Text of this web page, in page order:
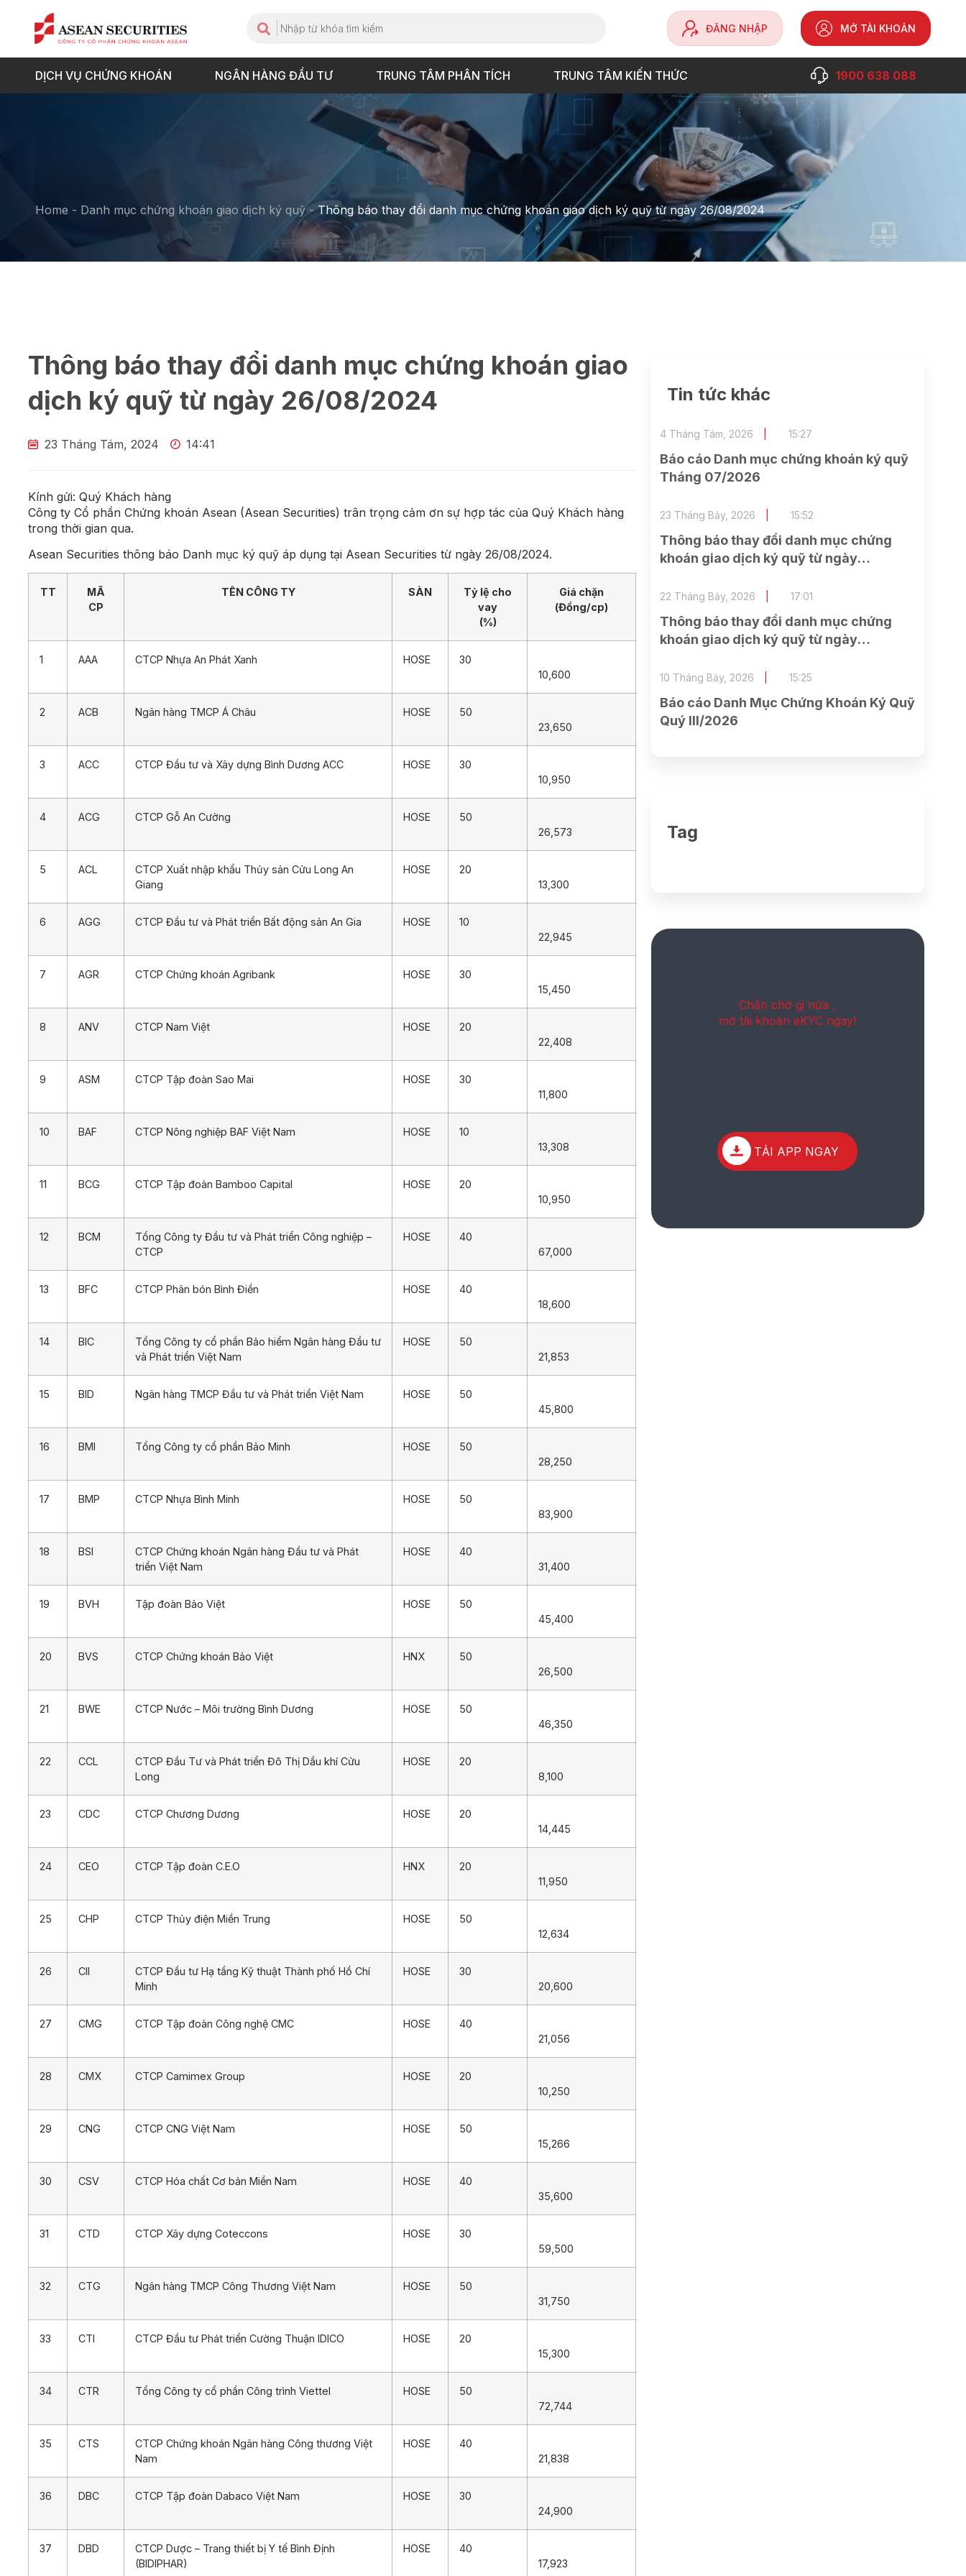
ĐĂNG NHẬP MỞ TÀI KHOẢN
DỊCH VỤ CHỨNG KHOÁN NGÂN HÀNG ĐẦU TƯ TRUNG TÂM PHÂN TÍCH TRUNG TÂM KIẾN THỨC 1900 638 088
Home - Danh mục chứng khoán giao dịch ký quỹ-Thông báo thay đổi danh mục chứng khoán giao dịch ký quỹ từ ngày 26/08/2024
Thông báo thay đổi danh mục chứng khoán giao
dịch ký quỹ từ ngày 26/08/2024
23 Tháng Tám, 2024 14:41
Kính gửi: Quý Khách hàng
Công ty Cổ phần Chứng khoán Asean (Asean Securities) trân trọng cảm ơn sự hợp tác của Quý Khách hàng
trong thời gian qua.
Asean Securities thông báo Danh mục ký quỹ áp dụng tại Asean Securities từ ngày 26/08/2024.
TT
MÃ
CP
TÊN CÔNG TY SÀN
Tỷ lệ cho
vay
(%)
Giá chặn
(Đồng/cp)
1 AAA CTCP Nhựa An Phát Xanh HOSE
30
10,600
2 ACB Ngân hàng TMCP Á Châu HOSE
50
23,650
3 ACC CTCP Đầu tư và Xây dựng Bình Dương ACC HOSE
30
10,950
4 ACG CTCP Gỗ An Cường HOSE
50
26,573
5 ACL
CTCP Xuất nhập khẩu Thủy sản Cửu Long An
Giang
HOSE
20
13,300
6 AGG CTCP Đầu tư và Phát triển Bất động sản An Gia HOSE
10
22,945
7 AGR CTCP Chứng khoán Agribank HOSE
30
15,450
8 ANV CTCP Nam Việt HOSE
20
22,408
9 ASM CTCP Tập đoàn Sao Mai HOSE
30
11,800
10 BAF CTCP Nông nghiệp BAF Việt Nam HOSE
10
13,308
11 BCG CTCP Tập đoàn Bamboo Capital HOSE
20
10,950
12 BCM
Tổng Công ty Đầu tư và Phát triển Công nghiệp –
CTCP
HOSE
40
67,000
13 BFC CTCP Phân bón Bình Điền HOSE
40
18,600
14 BIC
Tổng Công ty cổ phần Bảo hiểm Ngân hàng Đầu tư
và Phát triển Việt Nam
HOSE
50
21,853
15 BID Ngân hàng TMCP Đầu tư và Phát triển Việt Nam HOSE
50
45,800
16 BMI Tổng Công ty cổ phần Bảo Minh HOSE
50
28,250
17 BMP CTCP Nhựa Bình Minh HOSE
50
83,900
18 BSI
CTCP Chứng khoán Ngân hàng Đầu tư và Phát
triển Việt Nam
HOSE
40
31,400
19 BVH Tập đoàn Bảo Việt HOSE
50
45,400
20 BVS CTCP Chứng khoán Bảo Việt HNX
50
26,500
21 BWE CTCP Nước – Môi trường Bình Dương HOSE
50
46,350
22 CCL
CTCP Đầu Tư và Phát triển Đô Thị Dầu khí Cửu
Long
HOSE
20
8,100
23 CDC CTCP Chương Dương HOSE
20
14,445
24 CEO CTCP Tập đoàn C.E.O HNX
20
11,950
25 CHP CTCP Thủy điện Miền Trung HOSE
50
12,634
26 CII
CTCP Đầu tư Hạ tầng Kỹ thuật Thành phố Hồ Chí
Minh
HOSE
30
20,600
27 CMG CTCP Tập đoàn Công nghệ CMC HOSE
40
21,056
28 CMX CTCP Camimex Group HOSE
20
10,250
29 CNG CTCP CNG Việt Nam HOSE
50
15,266
30 CSV CTCP Hóa chất Cơ bản Miền Nam HOSE
40
35,600
31 CTD CTCP Xây dựng Coteccons HOSE
30
59,500
32 CTG Ngân hàng TMCP Công Thương Việt Nam HOSE
50
31,750
33 CTI CTCP Đầu tư Phát triển Cường Thuận IDICO HOSE
20
15,300
34 CTR Tổng Công ty cổ phần Công trình Viettel HOSE
50
72,744
35 CTS
CTCP Chứng khoán Ngân hàng Công thương Việt
Nam
HOSE
40
21,838
36 DBC CTCP Tập đoàn Dabaco Việt Nam HOSE
30
24,900
37 DBD
CTCP Dược – Trang thiết bị Y tế Bình Định
(BIDIPHAR)
HOSE
40
17,923
Tin tức khác
Báo cáo Danh mục chứng khoán ký quỹ
Tháng 07/2026
4 Tháng Tám, 2026 15:27
Thông báo thay đổi danh mục chứng
khoán giao dịch ký quỹ từ ngày
23 Tháng Bảy, 2026 15:52
Thông báo thay đổi danh mục chứng
khoán giao dịch ký quỹ từ ngày
22 Tháng Bảy, 2026 17:01
Báo cáo Danh Mục Chứng Khoán Ký Quỹ
Quý III/2026
10 Tháng Bảy, 2026 15:25
Tag
Chần chờ gi nữa ,
mở tài khoản eKYC ngay!
TẢI APP NGAY